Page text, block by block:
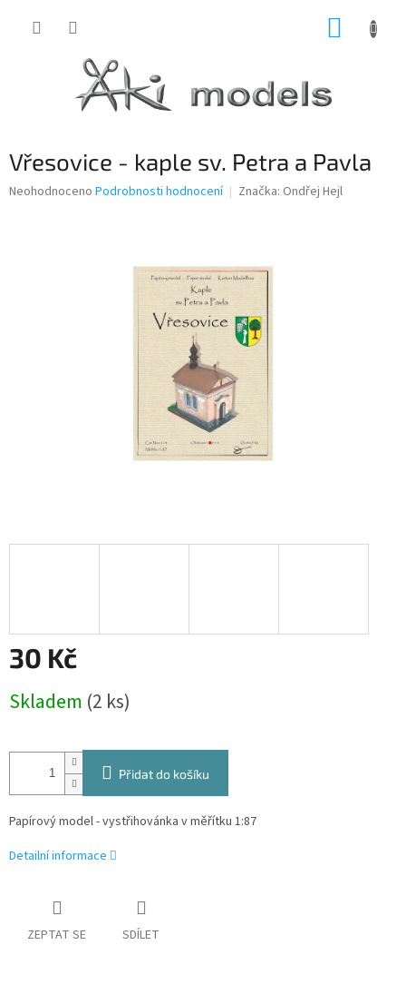
Vřesovice - kaple sv. Petra a Pavla
Průměrné
Neohodnoceno Podrobnosti hodnocení Značka: Ondřej Hejl
30 Kč
cena:
Skladem (2 ks)
Přidat do košíku
Papírový model - vystřihovánka v měřítku 1:87
Detailní informace
ZEPTAT SE SDÍLET